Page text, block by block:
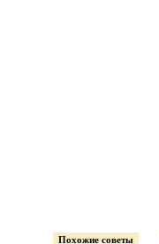
Похожие советы